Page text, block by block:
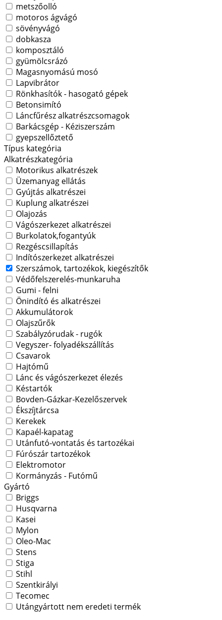
metszőolló
motoros ágvágó
sövényvágó
dobkasza
komposztáló
gyümölcsrázó
Magasnyomású mosó
Lapvibrátor
Rönkhasítók - hasogató gépek
Betonsimító
Láncfűrész alkatrészcsomagok
Barkácsgép - Kéziszerszám
gyepszellőztető
Típus kategória
Alkatrészkategória
Motorikus alkatrészek
Üzemanyag ellátás
Gyújtás alkatrészei
Kuplung alkatrészei
Olajozás
Vágószerkezet alkatrészei
Burkolatok,fogantyúk
Rezgéscsillapítás
Indítószerkezet alkatrészei
Szerszámok, tartozékok, kiegészítők
Védőfelszerelés-munkaruha
Gumi - felni
Önindító és alkatrészei
Akkumulátorok
Olajszűrők
Szabályzórudak - rugók
Vegyszer- folyadékszállítás
Csavarok
Hajtómű
Lánc és vágószerkezet élezés
Késtartók
Bovden-Gázkar-Kezelőszervek
Ékszíjtárcsa
Kerekek
Kapaél-kapatag
Utánfutó-vontatás és tartozékai
Fúrószár tartozékok
Elektromotor
Kormányzás - Futómű
Gyártó
Briggs
Husqvarna
Kasei
Mylon
Oleo-Mac
Stens
Stiga
Stihl
Szentkirályi
Tecomec
Utángyártott nem eredeti termék